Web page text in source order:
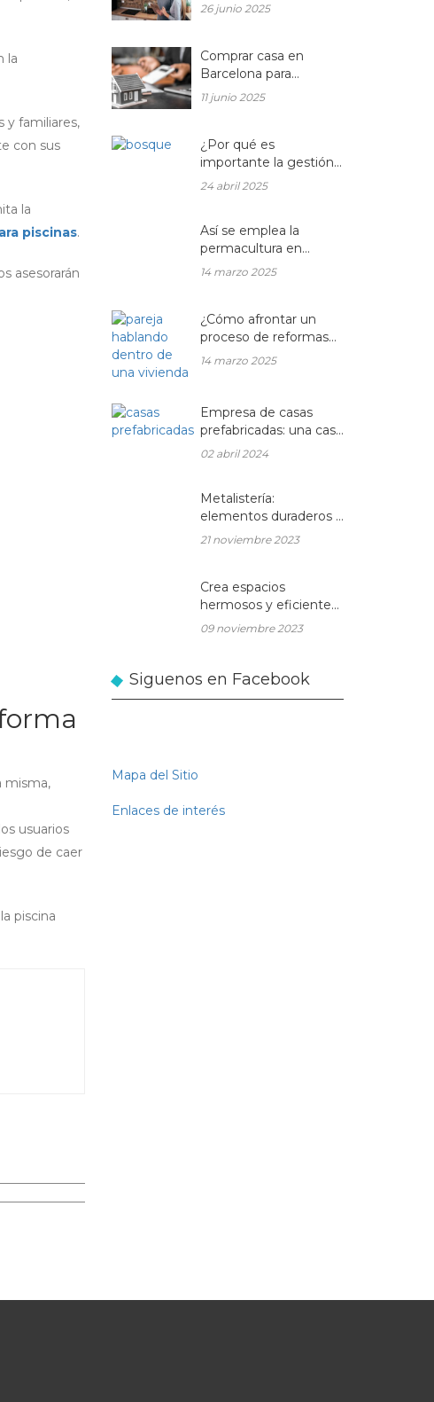
la
y familiares,
con sus
la
piscinas.
asesorarán
misma,
usuarios
de caer
piscina
integrales?
26 junio 2025
Comprar casa en
Barcelona para
reformar: una
oportunidad rentable
inmobiliario actual
11 junio 2025
¿Por qué es
importante la gestión
forestal para la salud
24 abril 2025
Así se emplea la
permacultura en
balcones y terrazas
14 marzo 2025
¿Cómo afrontar un
proceso de reformas
integrales en una
14 marzo 2025
Empresa de casas
prefabricadas: una casa
a medida y sin esperas
02 abril 2024
Metalistería:
elementos duraderos y
hermosos para sus
21 noviembre 2023
Crea espacios
hermosos y eficientes
en tu hogar con
09 noviembre 2023
Siguenos en Facebook
Mapa del Sitio
Enlaces de interés